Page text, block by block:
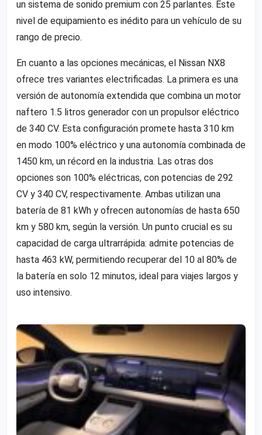
un sistema de sonido premium con 25 parlantes. Este
nivel de equipamiento es inédito para un vehículo de su
rango de precio.
En cuanto a las opciones mecánicas, el Nissan NX8
ofrece tres variantes electrificadas. La primera es una
versión de autonomía extendida que combina un motor
naftero 1.5 litros generador con un propulsor eléctrico
de 340 CV. Esta configuración promete hasta 310 km
en modo 100% eléctrico y una autonomía combinada de
1450 km, un récord en la industria. Las otras dos
opciones son 100% eléctricas, con potencias de 292
CV y 340 CV, respectivamente. Ambas utilizan una
batería de 81 kWh y ofrecen autonomías de hasta 650
km y 580 km, según la versión. Un punto crucial es su
capacidad de carga ultrarrápida: admite potencias de
hasta 463 kW, permitiendo recuperar del 10 al 80% de
la batería en solo 12 minutos, ideal para viajes largos y
uso intensivo.